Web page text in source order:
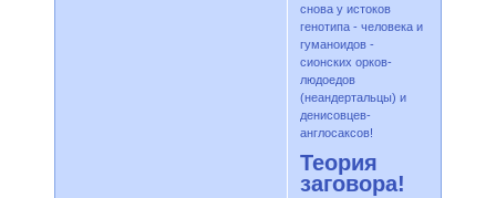
снова у истоков
генотипа - человека и
гуманоидов -
сионских орков-
людоедов
(неандертальцы) и
денисовцев-
англосаксов!
Теория
заговора!